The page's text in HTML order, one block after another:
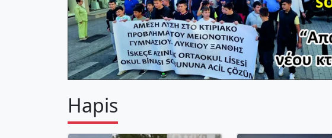
Hapis